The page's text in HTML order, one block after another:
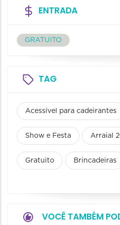
ENTRADA
GRATUITO
TAG
Acessível para cadeirantes
Show e Festa Arraial
Gratuito Brincadeiras
VOCÊ TAMBÉM